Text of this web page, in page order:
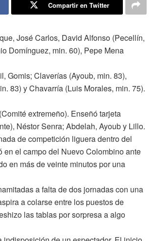
Compartir en Twitter
José Carlos, David Alfonso (Pecellín,
Domínguez, min. 60), Pepe Mena
Gomis; Claverías (Ayoub, min. 83),
83) y Chavarría (Luis Morales, min. 75).
extremeño). Enseñó tarjeta
Néstor Senra; Abdelah, Ayoub y Lillo.
de competición liguera dentro del
el campo del Nuevo Colombino ante
en más de veinte minutos por una
a falta de dos jornadas con una
a colarse entre los puestos de
las tablas por sorpresa a algo